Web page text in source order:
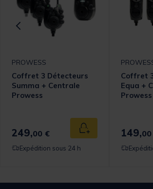
panier
PROWESS
Coffret 3 Détecteurs
Summa + Centrale
Prowess
249,00 € Ajouter au panier
Expédition sous 24 h
Coffret
Equa +
Prowess
149,